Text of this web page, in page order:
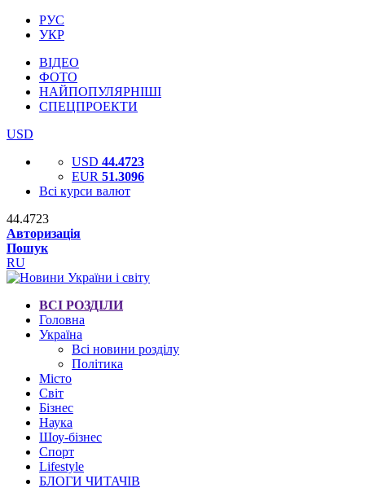
РУС
УКР
ВІДЕО
ФОТО
НАЙПОПУЛЯРНІШІ
СПЕЦПРОЕКТИ
USD
USD 44.4723
EUR 51.3096
Всі курси валют
44.4723
Авторизація
Пошук
RU
ВСІ РОЗДІЛИ
Головна
Україна
Всі новини розділу
Політика
Місто
Світ
Бізнес
Наука
Шоу-бізнес
Спорт
Lifestyle
БЛОГИ ЧИТАЧІВ